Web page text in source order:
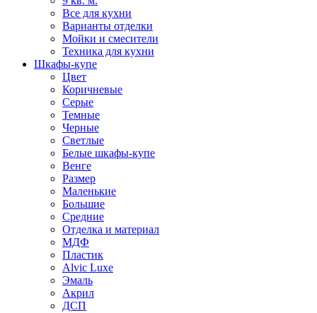
Все для кухни
Варианты отделки
Мойки и смесители
Техника для кухни
Шкафы-купе
Цвет
Коричневые
Серые
Темные
Черные
Светлые
Белые шкафы-купе
Венге
Размер
Маленькие
Большие
Средние
Отделка и материал
МДФ
Пластик
Alvic Luxe
Эмаль
Акрил
ДСП